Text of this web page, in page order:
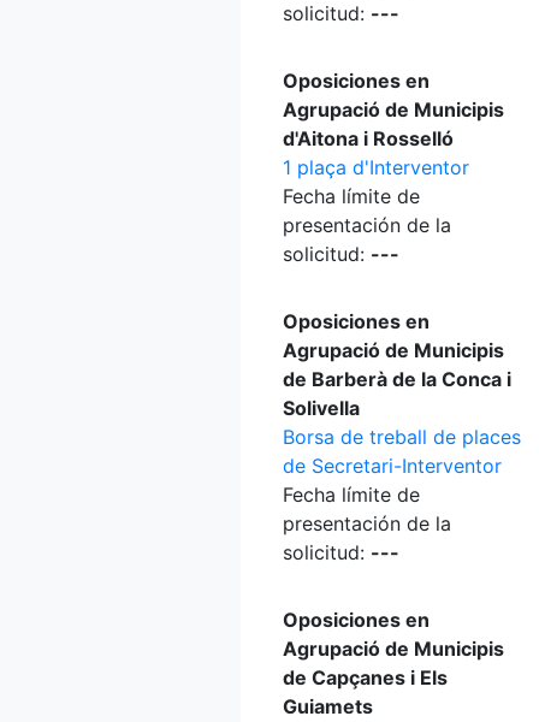
solicitud: ---
Oposiciones en
Agrupació de Municipis
d'Aitona i Rosselló
1 plaça d'Interventor
Fecha límite de
presentación de la
solicitud: ---
Oposiciones en
Agrupació de Municipis
de Barberà de la Conca i
Solivella
Borsa de treball de places
de Secretari-Interventor
Fecha límite de
presentación de la
solicitud: ---
Oposiciones en
Agrupació de Municipis
de Capçanes i Els
Guiamets